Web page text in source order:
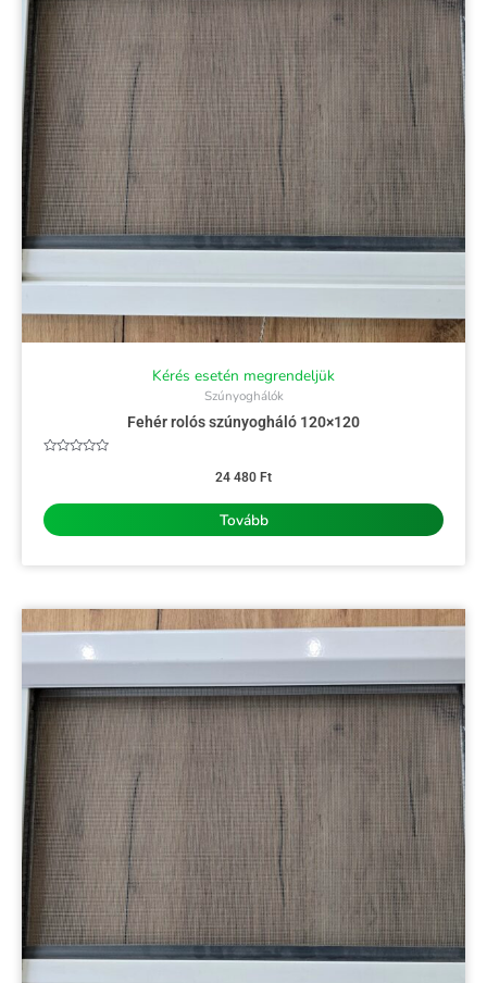
Kérés esetén megrendeljük
Szúnyoghálók
Fehér rolós szúnyogháló 120×120
24 480 Ft
Tovább